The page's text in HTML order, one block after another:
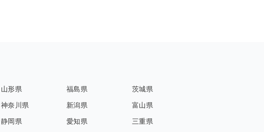
山形県 福島県 茨城県
神奈川県 新潟県 富山県
静岡県 愛知県 三重県